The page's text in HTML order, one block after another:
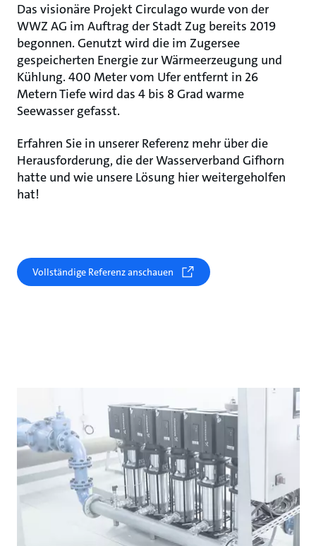
Das visionäre Projekt Circulago wurde von der
WWZ AG im Auftrag der Stadt Zug bereits 2019
begonnen. Genutzt wird die im Zugersee
gespeicherten Energie zur Wärmeerzeugung und
Kühlung. 400 Meter vom Ufer entfernt in 26
Metern Tiefe wird das 4 bis 8 Grad warme
Seewasser gefasst.
Erfahren Sie in unserer Referenz mehr über die
Herausforderung, die der Wasserverband Gifhorn
hatte und wie unsere Lösung hier weitergeholfen
hat!
Vollständige Referenz anschauen